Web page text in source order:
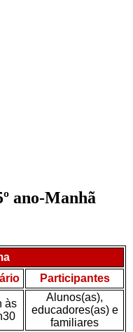
ano-Manhã
Participantes
às
Alunos(as),
educadores(as) e
familiares